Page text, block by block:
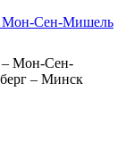
Мон-Сен-Мишель
– Мон-Сен-
– Минск